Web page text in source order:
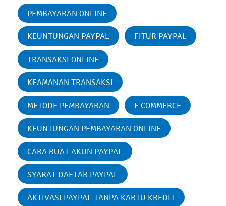
PEMBAYARAN ONLINE
KEUNTUNGAN PAYPAL FITUR PAYPAL
TRANSAKSI ONLINE
KEAMANAN TRANSAKSI
METODE PEMBAYARAN E COMMERCE
KEUNTUNGAN PEMBAYARAN ONLINE
CARA BUAT AKUN PAYPAL
SYARAT DAFTAR PAYPAL
AKTIVASI PAYPAL TANPA KARTU KREDIT